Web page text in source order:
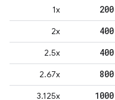
2.5x
2.67x
3.125x